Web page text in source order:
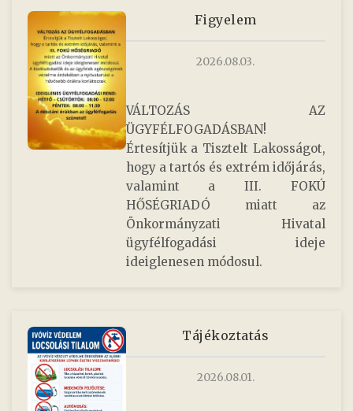
Figyelem
2026.08.03.
VÁLTOZÁS AZ
ÜGYFÉLFOGADÁSBAN!
Értesítjük a Tisztelt Lakosságot,
hogy a tartós és extrém időjárás,
valamint a III. FOKÚ
HŐSÉGRIADÓ miatt az
Önkormányzati Hivatal
ügyfélfogadási ideje
ideiglenesen módosul.
Tájékoztatás
2026.08.01.